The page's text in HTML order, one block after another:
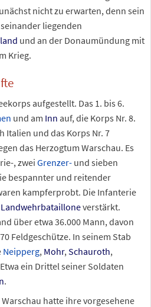
nicht zu erwarten, denn sein
liegenden
und an der Donaumündung mit
Krieg.
aufgestellt. Das 1. bis 6.
und am Inn auf, die Korps Nr. 8.
Italien und das Korps Nr. 7
das Herzogtum Warschau. Es
, zwei Grenzer- und sieben
bespannter und reitender
kampferprobt. Die Infanterie
Landwehrbatailloneverstärkt.
über etwa 36.000 Mann, davon
Feldgeschütze. In seinem Stab
Neipperg, Mohr, Schauroth,
ein Drittel seiner Soldaten
.
hatte ihre vorgesehene